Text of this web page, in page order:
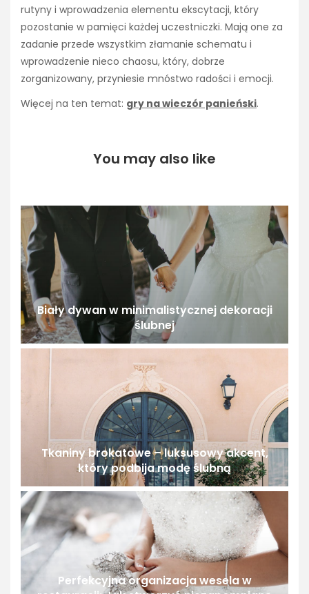
rutyny i wprowadzenia elementu ekscytacji, który
pozostanie w pamięci każdej uczestniczki. Mają one za
zadanie przede wszystkim złamanie schematu i
wprowadzenie nieco chaosu, który, dobrze
zorganizowany, przyniesie mnóstwo radości i emocji.
Więcej na ten temat: gry na wieczór panieński.
You may also like
Biały dywan w minimalistycznej dekoracji
ślubnej
Tkaniny brokatowe – luksusowy akcent,
który podbija modę ślubną
Perfekcyjna organizacja wesela w